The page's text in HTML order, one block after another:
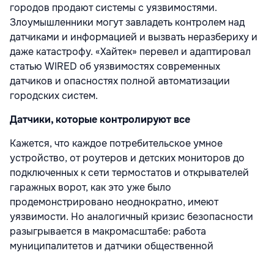
городов продают системы с уязвимостями.
Злоумышленники могут завладеть контролем над
датчиками и информацией и вызвать неразбериху и
даже катастрофу. «Хайтек» перевел и адаптировал
статью WIRED об уязвимостях современных
датчиков и опасностях полной автоматизации
городских систем.
Датчики, которые контролируют все
Кажется, что каждое потребительское умное
устройство, от роутеров и детских мониторов до
подключенных к сети термостатов и открывателей
гаражных ворот, как это уже было
продемонстрировано неоднократно, имеют
уязвимости. Но аналогичный кризис безопасности
разыгрывается в макромасштабе: работа
муниципалитетов и датчики общественной